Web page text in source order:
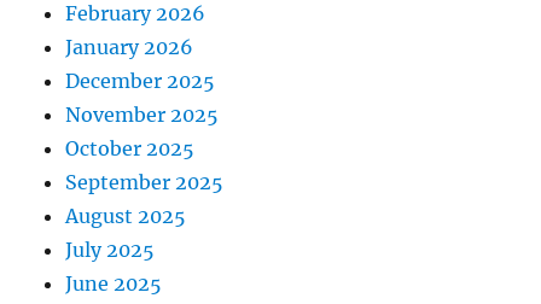
February 2026
January 2026
December 2025
November 2025
October 2025
September 2025
August 2025
July 2025
June 2025